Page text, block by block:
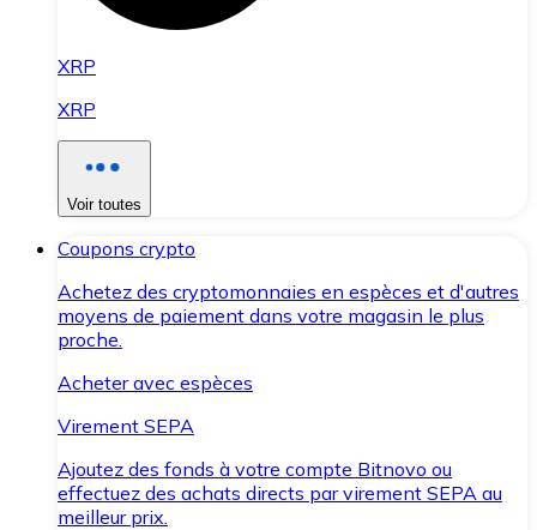
XRP
XRP
Voir toutes
Coupons crypto
Achetez des cryptomonnaies en espèces et d'autres
moyens de paiement dans votre magasin le plus
proche.
Acheter avec espèces
Virement SEPA
Ajoutez des fonds à votre compte Bitnovo ou
effectuez des achats directs par virement SEPA au
meilleur prix.